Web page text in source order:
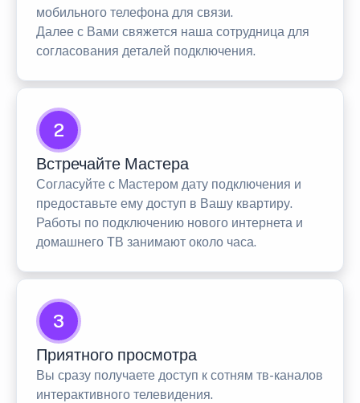
мобильного телефона для связи.
Далее с Вами свяжется наша сотрудница для
согласования деталей подключения.
2
Встречайте Мастера
Согласуйте с Мастером дату подключения и
предоставьте ему доступ в Вашу квартиру.
Работы по подключению нового интернета и
домашнего ТВ занимают около часа.
3
Приятного просмотра
Вы сразу получаете доступ к сотням тв-каналов
интерактивного телевидения.